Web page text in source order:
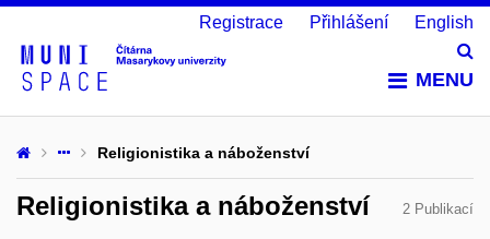
MENU
Registrace Přihlášení English
Religionistika a náboženství
2 Publikací
Religionistika a náboženství